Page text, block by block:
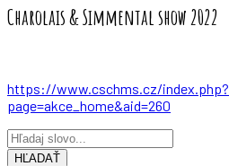
Charolais & Simmental show 2022
https://www.cschms.cz/index.php?
page=akce_home&aid=260
HĽADAŤ